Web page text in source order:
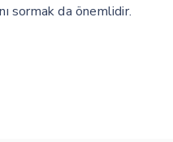
sormak da önemlidir.